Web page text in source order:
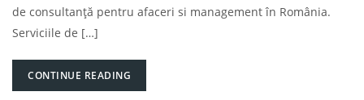
de consultanță pentru afaceri si management în România.
Serviciile de […]
CONTINUE READING